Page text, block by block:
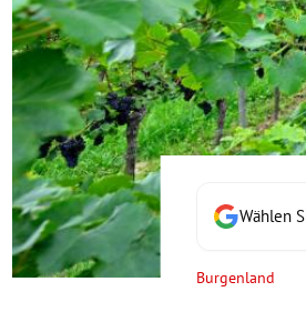
Untermenü
Untermenü
Untermenü
Untermenü
Untermenü
Wählen
Burgenland